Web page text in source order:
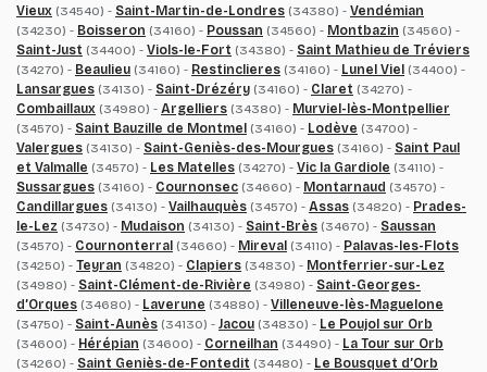
Vieux (34540) - Saint-Martin-de-Londres (34380) - Vendémian
(34230) - Boisseron (34160) - Poussan (34560) - Montbazin (34560) -
Saint-Just (34400) - Viols-le-Fort (34380) - Saint Mathieu de Tréviers
(34270) - Beaulieu (34160) - Restinclieres (34160) - Lunel Viel (34400) -
Lansargues (34130) - Saint-Drézéry (34160) - Claret (34270) -
Combaillaux (34980) - Argelliers (34380) - Murviel-lès-Montpellier
(34570) - Saint Bauzille de Montmel (34160) - Lodève (34700) -
Valergues (34130) - Saint-Geniès-des-Mourgues (34160) - Saint Paul
et Valmalle (34570) - Les Matelles (34270) - Vic la Gardiole (34110) -
Sussargues (34160) - Cournonsec (34660) - Montarnaud (34570) -
Candillargues (34130) - Vailhauquès (34570) - Assas (34820) - Prades-
le-Lez (34730) - Mudaison (34130) - Saint-Brès (34670) - Saussan
(34570) - Cournonterral (34660) - Mireval (34110) - Palavas-les-Flots
(34250) - Teyran (34820) - Clapiers (34830) - Montferrier-sur-Lez
(34980) - Saint-Clément-de-Rivière (34980) - Saint-Georges-
d’Orques (34680) - Laverune (34880) - Villeneuve-lès-Maguelone
(34750) - Saint-Aunès (34130) - Jacou (34830) - Le Poujol sur Orb
(34600) - Hérépian (34600) - Corneilhan (34490) - La Tour sur Orb
(34260) - Saint Geniès-de-Fontedit (34480) - Le Bousquet d’Orb